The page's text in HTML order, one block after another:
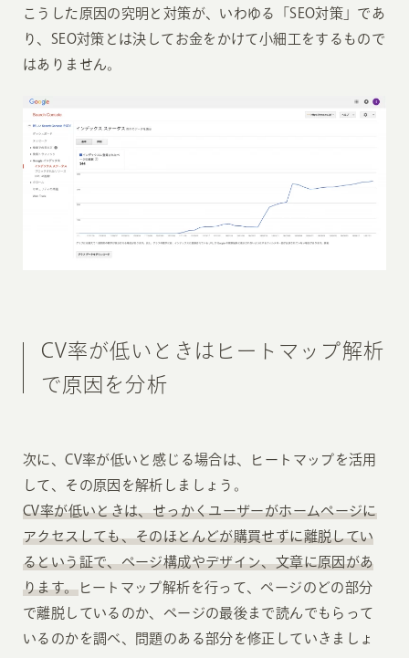
こうした原因の究明と対策が、いわゆる「SEO対策」であ
り、SEO対策とは決してお金をかけて小細工をするもので
はありません。
CV率が低いときはヒートマップ解析
で原因を分析
次に、CV率が低いと感じる場合は、ヒートマップを活用
して、その原因を解析しましょう。
CV率が低いときは、せっかくユーザーがホームページに
アクセスしても、そのほとんどが購買せずに離脱してい
るという証で、ページ構成やデザイン、文章に原因があ
ります。ヒートマップ解析を行って、ページのどの部分
で離脱しているのか、ページの最後まで読んでもらって
いるのかを調べ、問題のある部分を修正していきましょ